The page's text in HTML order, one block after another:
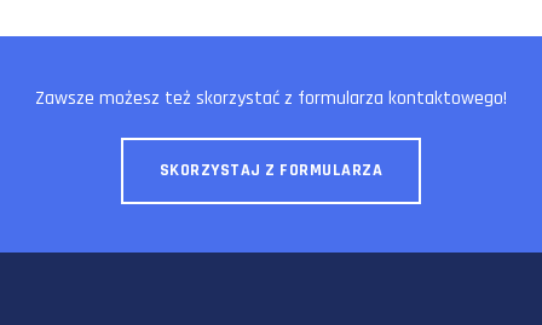
Zawsze możesz też skorzystać z formularza kontaktowego!
SKORZYSTAJ Z FORMULARZA